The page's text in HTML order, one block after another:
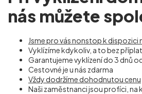
nás můžete
Jsme pro vás nonstop k dispozici
Vyklízíme kdykoliv, a to bez
Garantujeme vyklízení do 3 dnů
Cestovné je u nás zdarma
Vždy dodržíme dohodnutou cenu
Naši zaměstnanci jsou profíci, na